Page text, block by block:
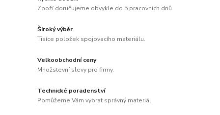
Zboží doručujeme obvykle do 5 pracovních dnů.
Široký výběr
Tisíce položek spojovacího materiálu.
Velkoobchodní ceny
Množstevní slevy pro firmy.
Technické poradenství
Pomůžeme Vám vybrat správný materiál.